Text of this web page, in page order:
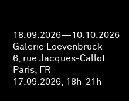
18.09.2026—10.10.2026
Galerie Loevenbruck
6, rue Jacques-Callot
Paris, FR
17.09.2026, 18h-21h